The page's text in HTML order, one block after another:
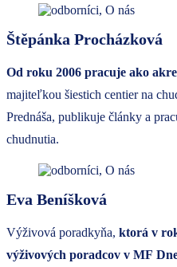
Štěpánka Procházková
Od roku 2006 pracuje ako
majiteľkou šiestich centier na
Prednáša, publikuje články a
chudnutia.
Eva Beníšková
Výživová poradkyňa, ktorá v
výživových poradcov v MF